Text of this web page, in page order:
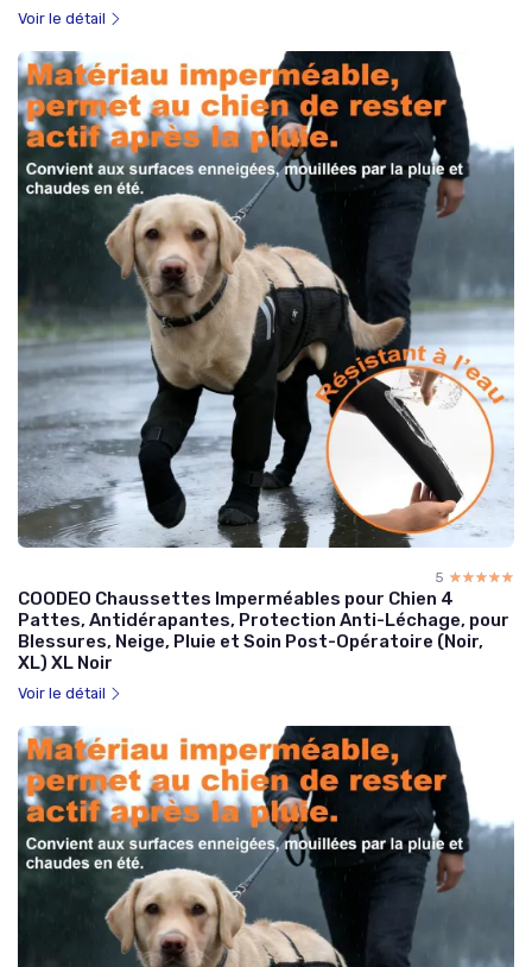
Voir le détail
5 ☆☆☆☆☆
★★★★★
COODEO Chaussettes Imperméables pour Chien 4
Pattes, Antidérapantes, Protection Anti-Léchage, pour
Blessures, Neige, Pluie et Soin Post-Opératoire (Noir,
XL) XL Noir
Voir le détail